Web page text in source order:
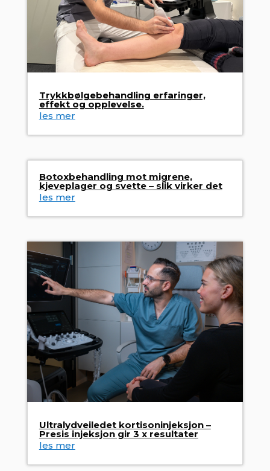
Trykkbølgebehandling erfaringer,
effekt og opplevelse.
les mer
Botoxbehandling mot migrene,
kjeveplager og svette – slik virker det
les mer
Ultralydveiledet kortisoninjeksjon –
Presis injeksjon gir 3 x resultater
les mer